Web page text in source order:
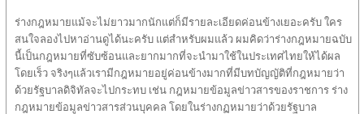
ร่างกฎหมายแม้จะไม่ยาวมากนักแต่ก็มีรายละเอียดค่อนข้างเยอะครับ ใคร
สนใจลองไปหาอ่านดูได้นะครับ แต่สำหรับผมแล้ว ผมคิดว่าร่างกฎหมายฉบับ
นี้เป็นกฎหมายที่ซับซ้อนและยากมากที่จะนำมาใช้ในประเทศไทยให้ได้ผล
โดยเร็ว จริงๆแล้วเรามีกฎหมายอยู่ค่อนข้างมากที่มีบทบัญญัติที่กฎหมายว่า
ด้วยรัฐบาลดิจิทัลจะไปกระทบ เช่น กฎหมายข้อมูลข่าวสารของราชการ ร่าง
กฎหมายข้อมูลข่าวสารส่วนบุคคล โดยในร่างกฏหมายว่าด้วยรัฐบาล